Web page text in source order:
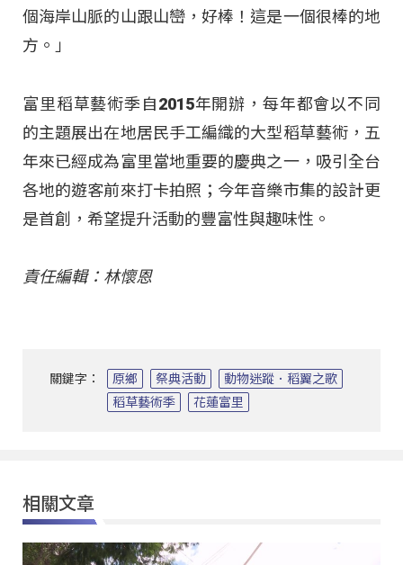
個海岸山脈的山跟山巒，好棒！這是一個很棒的地
方。」
富里稻草藝術季自2015年開辦，每年都會以不同
的主題展出在地居民手工編織的大型稻草藝術，五
年來已經成為富里當地重要的慶典之一，吸引全台
各地的遊客前來打卡拍照；今年音樂市集的設計更
是首創，希望提升活動的豐富性與趣味性。
責任編輯：林懷恩
關鍵字： 原鄉 祭典活動
動物迷蹤．稻翼之歌
稻草藝術季
花蓮富里
相關文章